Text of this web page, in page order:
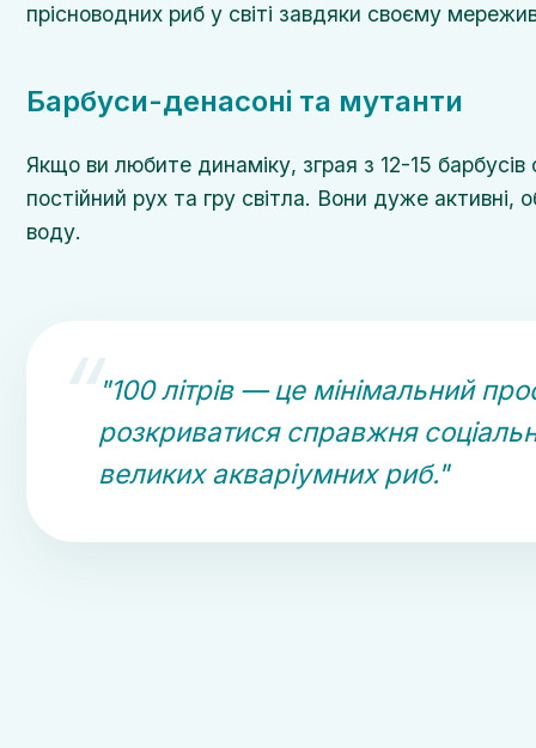
прісноводних риб у світі завдяки своєму
Барбуси-денасоні та мутанти
Якщо ви любите динаміку, зграя з 12-15
постійний рух та гру світла. Вони дуже
воду.
"100 літрів — це мінімальний
розкриватися справжня
великих акваріумних риб."